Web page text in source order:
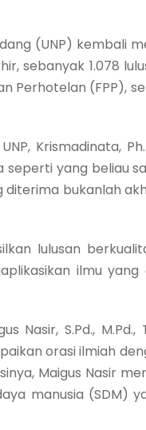
(UNP) kembali
sebanyak 1.078
Perhotelan (FPP),
Krismadinata,
yang beliau
bukanlah
lulusan
ilmu
Nasir, S.Pd.,
orasi ilmiah
Maigus Nasir
manusia (SDM)